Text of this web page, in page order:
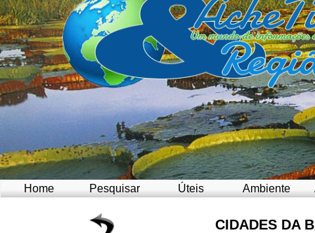
Home Pesquisar Úteis Ambiente
CIDADES DA